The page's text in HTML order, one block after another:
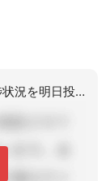
アドバイスありがとうございます。進捗状況を明日投稿しますね。